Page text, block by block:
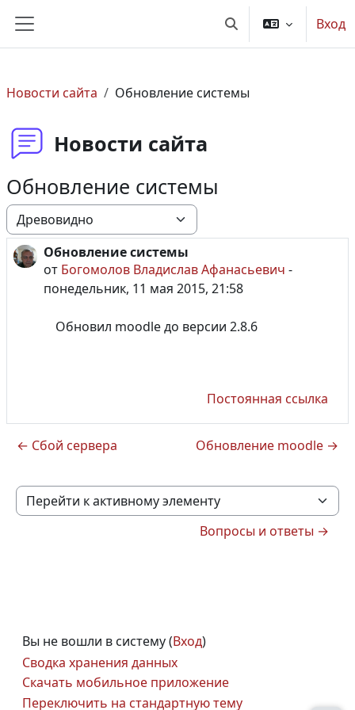
Боковая панель Изменить данные
Вход
Новости сайта Обновление системы
Новости сайта
Обновление системы
Режим отображения
Обновление системы
от Богомолов Владислав Афанасьевич -
понедельник, 11 мая 2015, 21:58
Количество ответов: 0
Обновил moodle до версии 2.8.6
Постоянная ссылка
← Сбой сервера Обновление moodle →
Перейти к активному элементу
Вопросы и ответы →
Вы не вошли в систему (Вход)
Сводка хранения данных
Скачать мобильное приложение
Переключить на стандартную тему